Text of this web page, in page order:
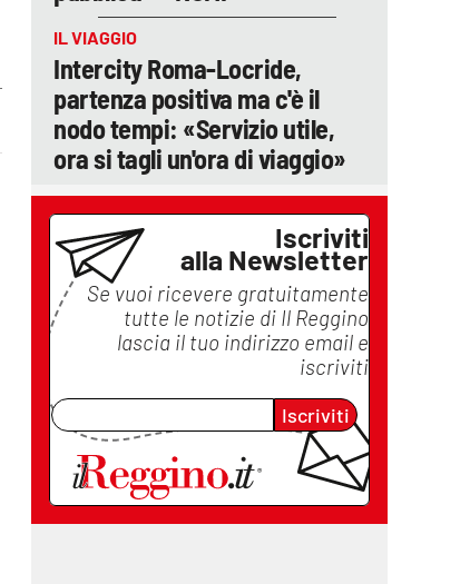
IL VIAGGIO
Intercity Roma-Locride,
partenza positiva ma c'è il
nodo tempi: «Servizio utile,
ora si tagli un'ora di viaggio»
Iscriviti
alla Newsletter
Se vuoi ricevere gratuitamente
tutte le notizie di Il Reggino
lascia il tuo indirizzo email e
iscriviti
Iscriviti